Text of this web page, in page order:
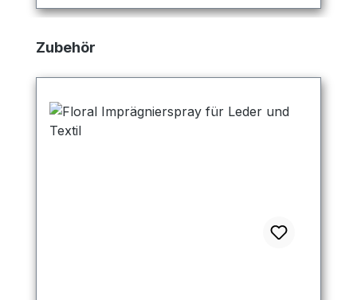
Produktgalerie überspringen
Zubehör